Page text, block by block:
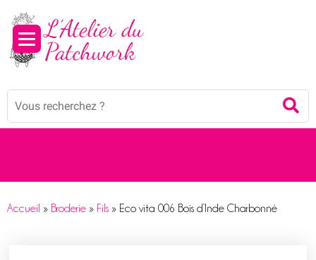
Mots
Accueil » Broderie » Fils » Eco vita 006 Bois d’Inde Charbonné